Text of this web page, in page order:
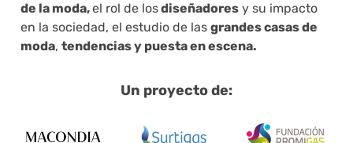
de la moda,el rol de losdiseñadores y su impacto
en la sociedad, el estudio de las grandes casas de
moda, tendencias y puesta en escena.
Un proyecto de: